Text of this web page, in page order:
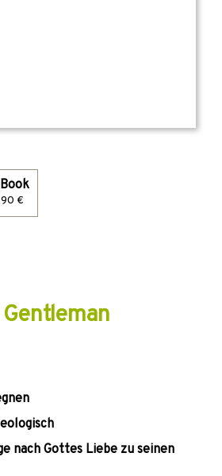
€
nach Gottes Liebe zu seinen